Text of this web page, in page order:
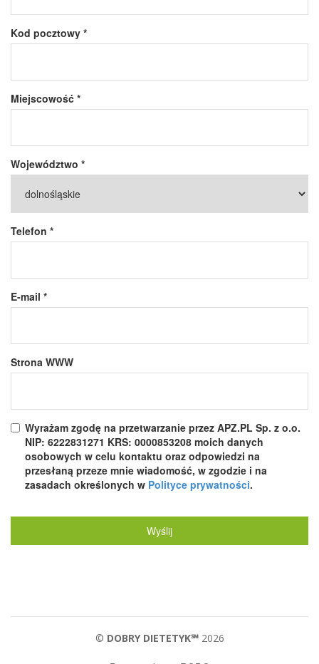
Kod pocztowy *
Miejscowość *
Województwo *
Telefon *
E-mail *
Strona WWW
Wyrażam zgodę na przetwarzanie przez APZ.PL Sp. z o.o.
NIP: 6222831271 KRS: 0000853208 moich danych
osobowych w celu kontaktu oraz odpowiedzi na
przesłaną przeze mnie wiadomość, w zgodzie i na
zasadach określonych w Polityce prywatności.
Wyślij
© DOBRY DIETETYK℠2026